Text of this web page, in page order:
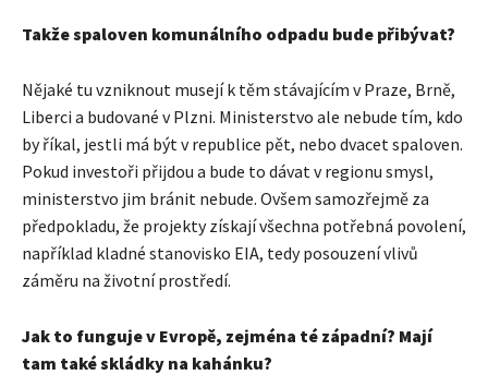
Takže spaloven komunálního odpadu bude přibývat?
Nějaké tu vzniknout musejí k těm stávajícím v Praze, Brně,
Liberci a budované v Plzni. Ministerstvo ale nebude tím, kdo
by říkal, jestli má být v republice pět, nebo dvacet spaloven.
Pokud investoři přijdou a bude to dávat v regionu smysl,
ministerstvo jim bránit nebude. Ovšem samozřejmě za
předpokladu, že projekty získají všechna potřebná povolení,
například kladné stanovisko EIA, tedy posouzení vlivů
záměru na životní prostředí.
Jak to funguje v Evropě, zejména té západní? Mají
tam také skládky na kahánku?